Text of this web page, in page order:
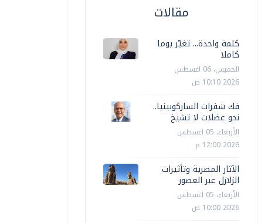
مقالات
كلمة واحدة... تغيّر يوما
كاملا
الخميس، 06 اغسطس
2026 10:10 ص
فك شفرات الساركوبينيا..
نحو عضلات لا تشيخ
الأربعاء، 05 اغسطس
2026 12:00 م
الآثار المصرية وتأثيرات
الزلازل عبر العصور
الأربعاء، 05 اغسطس
2026 10:00 ص